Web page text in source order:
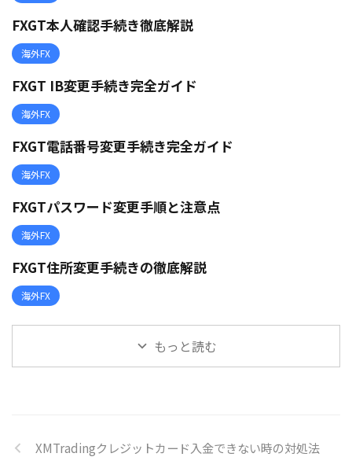
FXGT本人確認手続き徹底解説
海外FX
FXGT IB変更手続き完全ガイド
海外FX
FXGT電話番号変更手続き完全ガイド
海外FX
FXGTパスワード変更手順と注意点
海外FX
FXGT住所変更手続きの徹底解説
海外FX
もっと読む
XMTradingクレジットカード入金できない時の対処法